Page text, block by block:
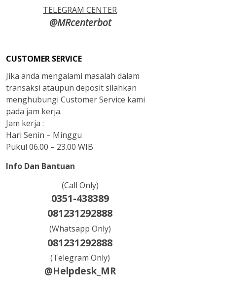
TELEGRAM CENTER
@MRcenterbot
CUSTOMER SERVICE
Jika anda mengalami masalah dalam
transaksi ataupun deposit silahkan
menghubungi Customer Service kami
pada jam kerja.
Jam kerja :
Hari Senin – Minggu
Pukul 06.00 – 23.00 WIB
Info Dan Bantuan
(Call Only)
0351-438389
081231292888
(Whatsapp Only)
081231292888
(Telegram Only)
@Helpdesk_MR